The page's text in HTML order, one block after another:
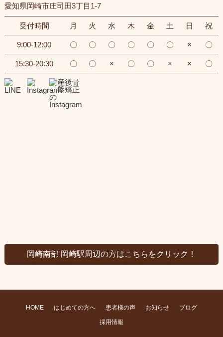
愛知県岡崎市庄司田3丁目1-7
受付時間 月 火 水 木 金 土 日 祝
9:00-12:00 〇 〇 〇 〇 〇 〇 × 〇
15:30-20:30 〇 〇 × 〇 〇 × × 〇
岡崎南部 岡崎駅周辺の方はこちらをクリック！
HOME はじめての方へ 患者様の声 お知らせ ブログ
採用情報